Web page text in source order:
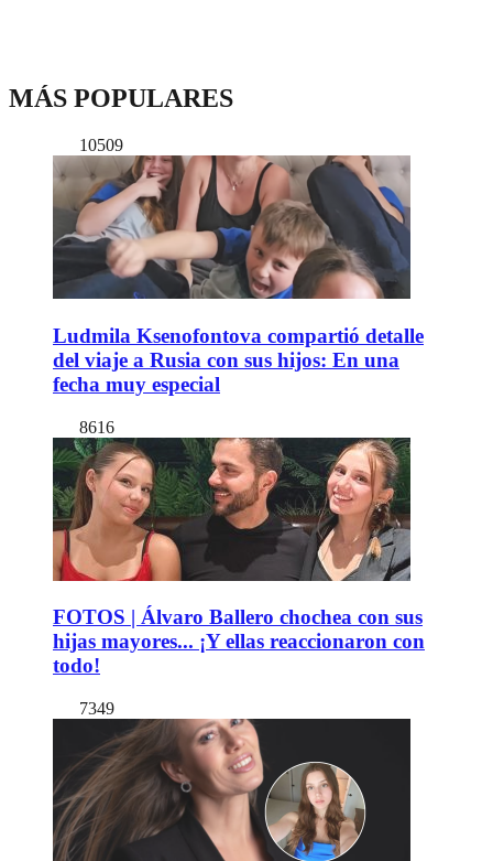
MÁS POPULARES
10509
Ludmila Ksenofontova compartió detalle
del viaje a Rusia con sus hijos: En una
fecha muy especial
8616
FOTOS | Álvaro Ballero chochea con sus
hijas mayores... ¡Y ellas reaccionaron con
todo!
7349